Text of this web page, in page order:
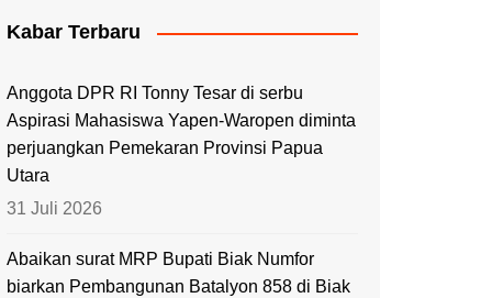
Kabar Terbaru
Anggota DPR RI Tonny Tesar di serbu
Aspirasi Mahasiswa Yapen-Waropen diminta
perjuangkan Pemekaran Provinsi Papua
Utara
31 Juli 2026
Abaikan surat MRP Bupati Biak Numfor
biarkan Pembangunan Batalyon 858 di Biak